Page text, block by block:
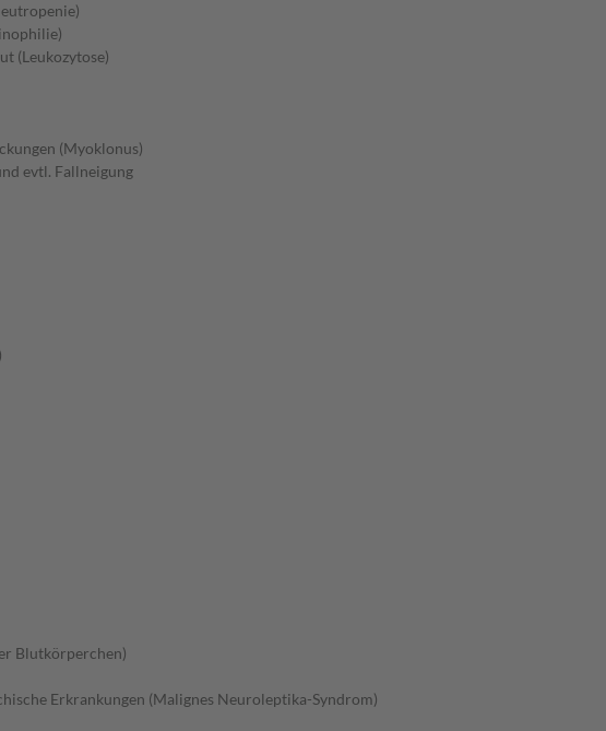
(Leukozytose)
(Myoklonus)
evtl. Fallneigung
Blutkörperchen)
Erkrankungen (Malignes Neuroleptika-Syndrom)